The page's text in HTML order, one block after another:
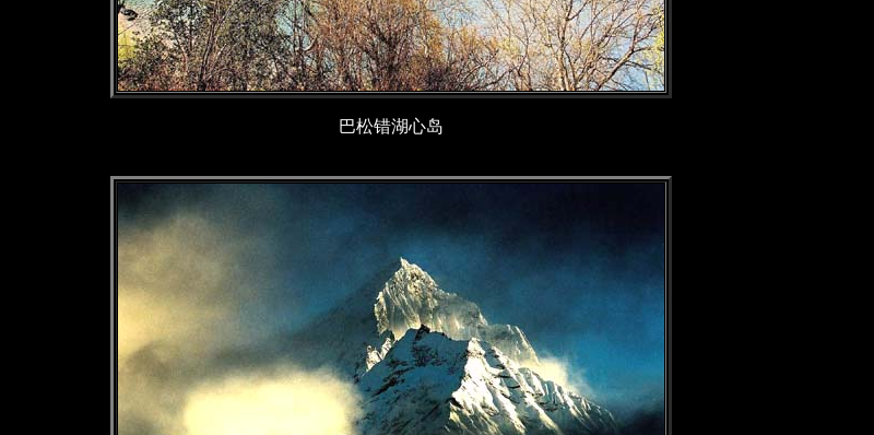
巴松错湖心岛